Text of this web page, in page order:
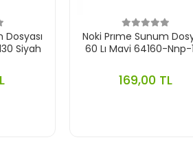
Dosyası
Siyah
Noki Prıme Sunum
60 Lı Mavi 64160-Nnp-
169,00 TL